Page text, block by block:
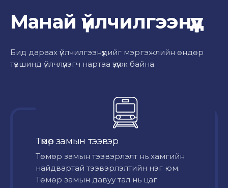
Манай үйлчилгээнүүд
Бид дараах үйлчилгээнүүдийг мэргэжлийн өндөр
түвшинд үйлчлүүлэгч нартаа үзүүлж байна.
Төмөр замын тээвэр
Төмөр замын тээвэрлэлт нь хамгийн
найдвартай тээвэрлэлтийн нэг юм.
Төмөр замын давуу тал нь цаг